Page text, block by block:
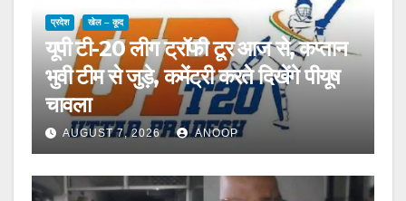
प्रदेश खेल – कूद
यूपी टी-20 लीग ट्रॉफी टूर आज से, कप्तान
भुवी टीम से जुड़े, कमेंट्री करते दिखेंगे पीयूष
चावला
AUGUST 7, 2026 ANOOP